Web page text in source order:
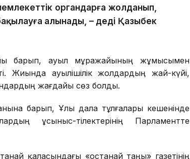
органдарға жолданып,
алынады, – деді Қазыбек
барып, ауыл мұражайының жұмысымен
Жиында ауылішілік жолдардың жай-күйі,
жағдайы сөз болды.
барып, Ұлы дала тұлғалары кешенінде
ұсыныс-тілектерінің Парламентте
қаласындағы «Қостанай таңы» газетінің